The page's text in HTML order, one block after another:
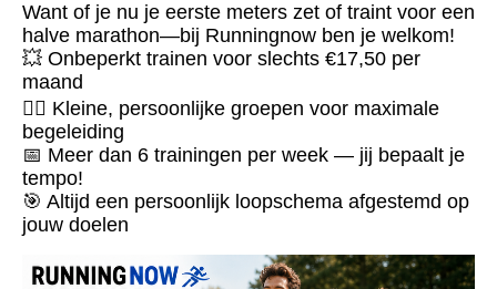
Want of je nu je eerste meters zet of traint voor een
halve marathon—bij Runningnow ben je welkom!
💥 Onbeperkt trainen voor slechts €17,50 per
maand
🏃‍♂️ Kleine, persoonlijke groepen voor maximale
begeleiding
📅 Meer dan 6 trainingen per week — jij bepaalt je
tempo!
🎯 Altijd een persoonlijk loopschema afgestemd op
jouw doelen